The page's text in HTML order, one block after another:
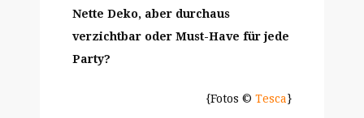
Nette Deko, aber durchaus
verzichtbar oder Must-Have für jede
Party?
{Fotos © Tesca}